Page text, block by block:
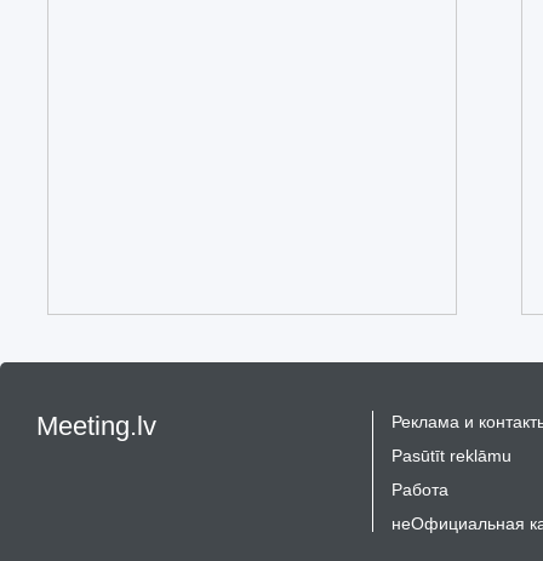
Meeting.lv
Реклама и
Pasūtīt reklāmu
Работа
неОфициальная